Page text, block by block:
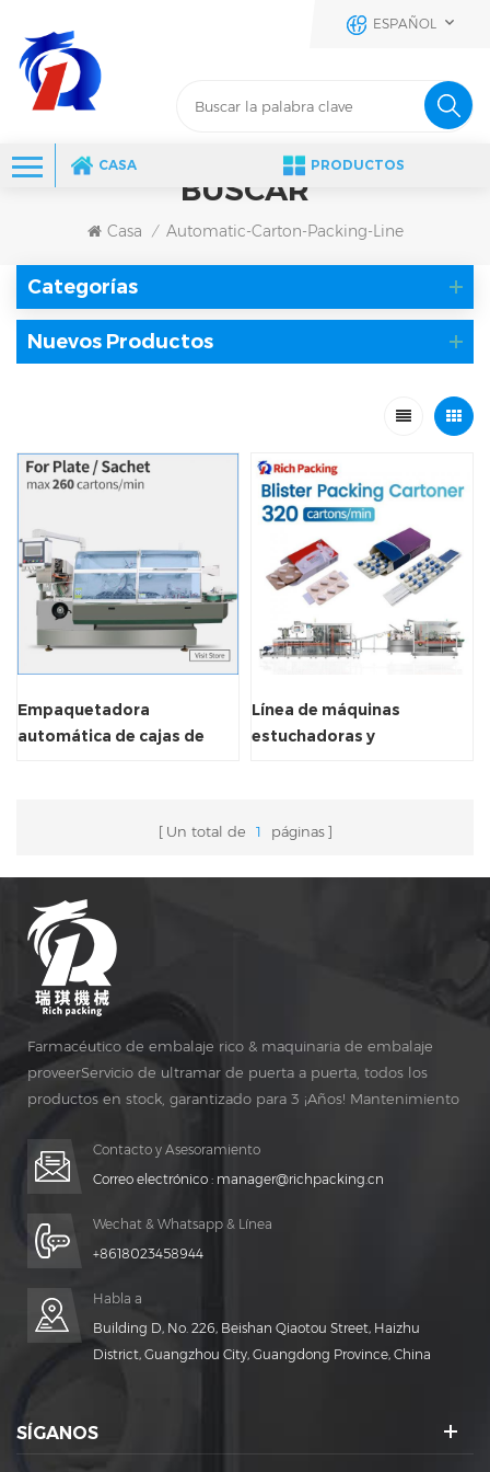
ESPAÑOL
CASA PRODUCTOS
BUSCAR
Casa / Automatic-Carton-Packing-Line
Categorías
Nuevos Productos
Empaquetadora
automática de cajas de
Línea de máquinas
estuchadoras y
Un total de 1 páginas
Farmacéutico de embalaje rico & maquinaria de embalaje
proveerServicio de ultramar de puerta a puerta, todos los
productos en stock, garantizado para 3 ¡Años! Mantenimiento
Contacto y Asesoramiento
Correo electrónico : manager@richpacking.cn
Wechat & Whatsapp & Línea
+8618023458944
Habla a
Building D, No. 226, Beishan Qiaotou Street, Haizhu
District, Guangzhou City, Guangdong Province, China
SÍGANOS